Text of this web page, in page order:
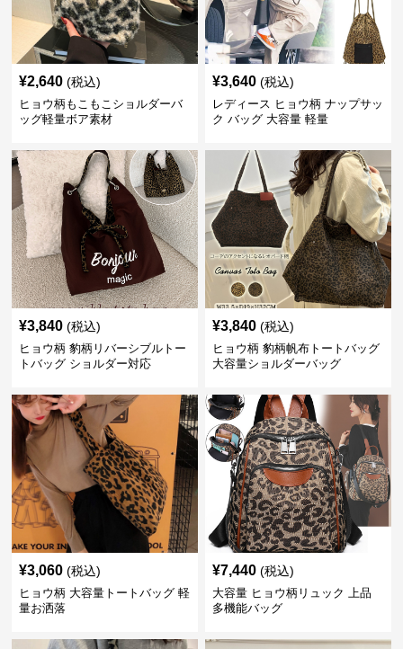
¥2,640 (税込)
ヒョウ柄もこもこショルダーバ
ッグ軽量ボア素材
¥3,640 (税込)
レディース ヒョウ柄 ナップサッ
ク バッグ 大容量 軽量
¥3,840 (税込)
ヒョウ柄 豹柄リバーシブルトー
トバッグ ショルダー対応
¥3,840 (税込)
ヒョウ柄 豹柄帆布トートバッグ
大容量ショルダーバッグ
¥3,060 (税込)
ヒョウ柄 大容量トートバッグ 軽
量お洒落
¥7,440 (税込)
大容量 ヒョウ柄リュック 上品
多機能バッグ